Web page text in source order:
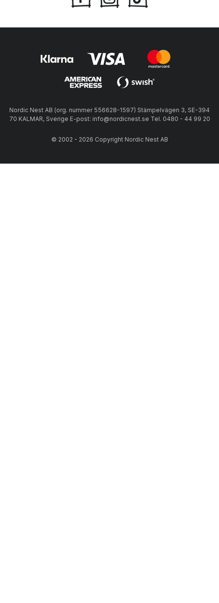
Nordic Nest AB (org. nummer 556628-1597) Stämpelvägen 3, SE-394
70 KALMAR, Sverige E-post: info@nordicnest.se Tel. 0480 - 44 99 20
© 2002 - 2026 Copyright Nordic Nest AB